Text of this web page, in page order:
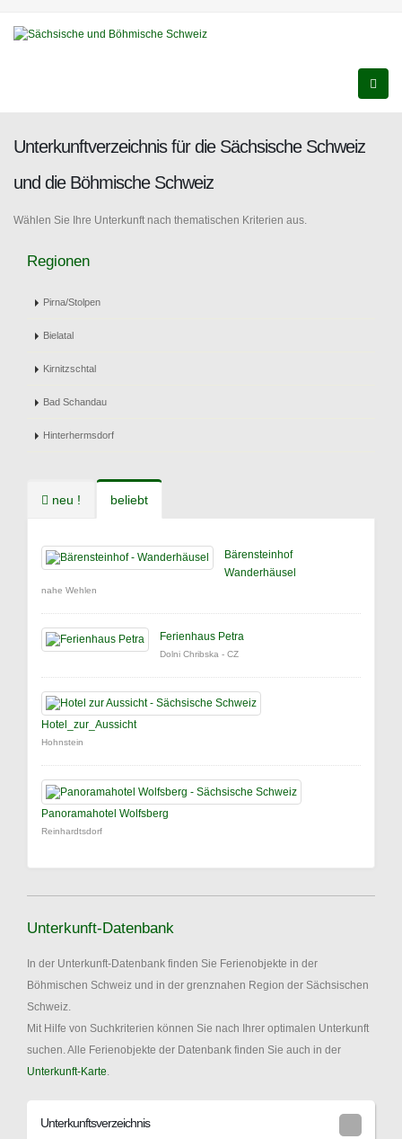
Unterkunftverzeichnis für die Sächsische Schweiz
und die Böhmische Schweiz
Wählen Sie Ihre Unterkunft nach thematischen Kriterien aus.
Regionen
Pirna/Stolpen
Bielatal
Kirnitzschtal
Bad Schandau
Hinterhermsdorf
neu ! beliebt
Bärensteinhof
Wanderhäusel
nahe Wehlen
Ferienhaus Petra
Dolni Chribska - CZ
Hotel_zur_Aussicht
Hohnstein
Panoramahotel Wolfsberg
Reinhardtsdorf
Unterkunft-Datenbank
In der Unterkunft-Datenbank finden Sie Ferienobjekte in der
Böhmischen Schweiz und in der grenznahen Region der Sächsischen
Schweiz.
Mit Hilfe von Suchkriterien können Sie nach Ihrer optimalen Unterkunft
suchen. Alle Ferienobjekte der Datenbank finden Sie auch in der
Unterkunft-Karte
Unterkunftsverzeichnis